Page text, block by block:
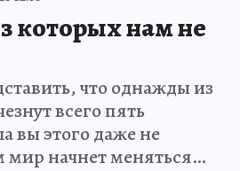
которых нам не
что однажды из
всего пять
вы этого даже не
мир начнет меняться…